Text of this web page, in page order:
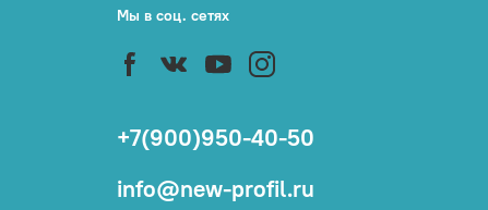
Мы в соц. сетях
+7(900)950-40-50
info@new-profil.ru